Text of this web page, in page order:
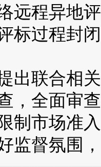
远程异地
标过程封
联合相关
，全面审
制市场准
监督氛围